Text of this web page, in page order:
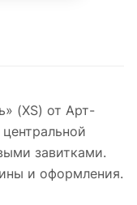
(XS) от Арт-
завитками.
и оформления.